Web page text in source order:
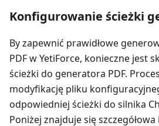
Konfigurowanie ścieżki
By zapewnić prawidłowe
PDF w YetiForce, konieczne jest
ścieżki do generatora PDF.
modyfikację pliku
odpowiedniej ścieżki do silnika
Poniżej znajduje się